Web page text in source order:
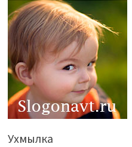
Ухмылка